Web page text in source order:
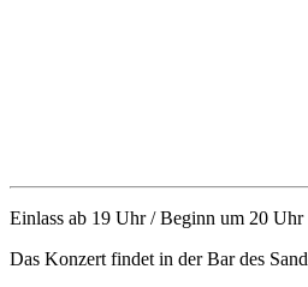
Einlass ab 19 Uhr / Beginn um 20 Uhr
Das Konzert findet in der Bar des